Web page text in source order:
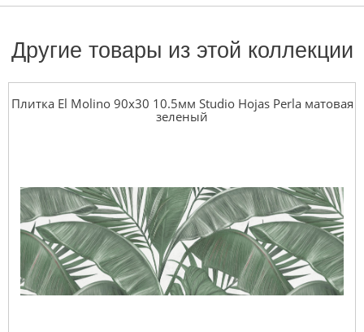
Другие товары из этой коллекции
Плитка El Molino 90x30 10.5мм Studio Hojas Perla матовая
зеленый